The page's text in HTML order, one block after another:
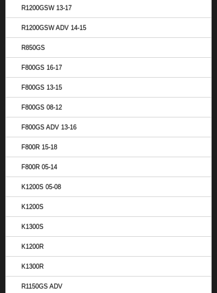
R1200GSW 13-17
R1200GSW ADV 14-15
R850GS
F800GS 16-17
F800GS 13-15
F800GS 08-12
F800GS ADV 13-16
F800R 15-18
F800R 05-14
K1200S 05-08
K1200S
K1300S
K1200R
K1300R
R1150GS ADV